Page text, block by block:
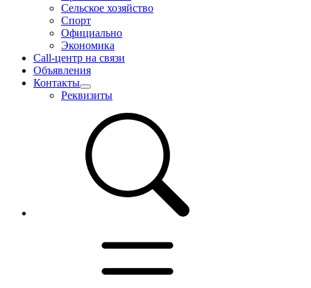
Сельское хозяйство
Спорт
Официально
Экономика
Call-центр на связи
Объявления
Контакты
Реквизиты